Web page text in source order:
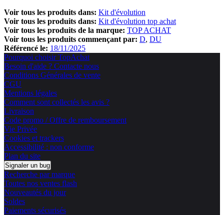
Voir tous les produits dans: Kit d'évolution
Voir tous les produits dans: Kit d'évolution top achat
Voir tous les produits de la marque: TOP ACHAT
Voir tous les produits commençant par: D DU
Référencé le: 18/11/2025
Pourquoi choisir TopAchat
Besoin d'aide ? Contacte nous
Conditions Générales de vente
CGU
Mentions légales
Comment sont collectés les avis ?
Livraison
Code promo / Offre de remboursement
Vie Privée
Cookies et trackers
Accessibilité : non conforme
Plan du site
Signaler un bug
Recherche par marque
Toutes nos ventes flash
Nouveautés du jour
Soldes
Paiements sécurisés